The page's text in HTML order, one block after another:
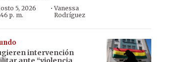
5, 2026
p. m.
·Vanessa
Rodríguez
intervención